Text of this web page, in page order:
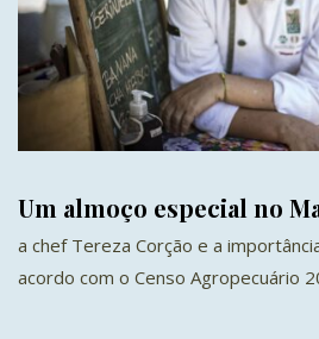
Um almoço especial no
a chef Tereza Corção e a
acordo com o Censo Agropecuário